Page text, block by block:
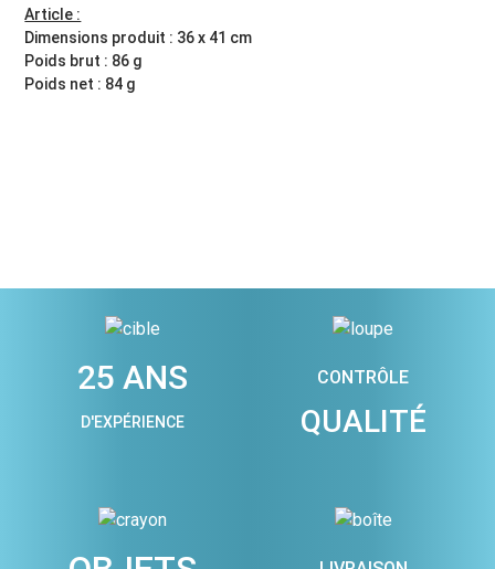
Article :
Dimensions produit : 36 x 41 cm
Poids brut : 86 g
Poids net : 84 g
25 ANS
D'EXPÉRIENCE
CONTRÔLE
QUALITÉ